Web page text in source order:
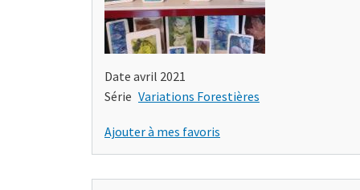
Date avril 2021
Série Variations Forestières
Ajouter à mes favoris